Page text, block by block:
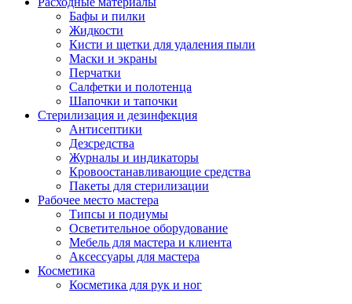
Бафы и пилки
Жидкости
Кисти и щетки для удаления пыли
Маски и экраны
Перчатки
Салфетки и полотенца
Шапочки и тапочки
Стерилизация и дезинфекция
Антисептики
Дезсредства
Журналы и индикаторы
Кровоостанавливающие средства
Пакеты для стерилизации
Рабочее место мастера
Типсы и подиумы
Осветительное оборудование
Мебель для мастера и клиента
Аксессуары для мастера
Косметика
Косметика для рук и ног